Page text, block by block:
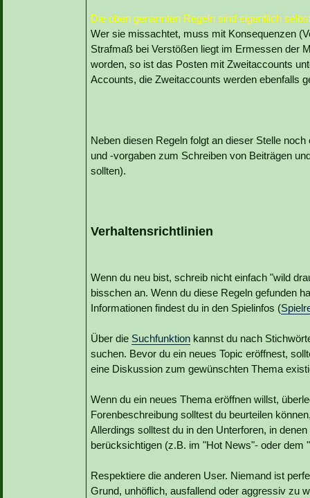
Die oben genannten Regeln sind eigentlich
Wer sie missachtet, muss mit Konsequenzen
Strafmaß bei Verstößen liegt im Ermessen der
worden, so ist das Posten mit Zweitaccounts
Accounts, die Zweitaccounts werden ebenfalls
Neben diesen Regeln folgt an dieser Stelle
und -vorgaben zum Schreiben von Beiträgen
sollten).
Verhaltensrichtlinien
Wenn du neu bist, schreib nicht einfach "wild
bisschen an. Wenn du diese Regeln gefunden
Informationen findest du in den Spielinfos (
Über die Suchfunktion kannst du nach
suchen. Bevor du ein neues Topic eröffnest,
eine Diskussion zum gewünschten Thema
Wenn du ein neues Thema eröffnen willst,
Forenbeschreibung solltest du beurteilen
Allerdings solltest du in den Unterforen, in
berücksichtigen (z.B. im "Hot News"- oder dem
Respektiere die anderen User. Niemand ist
Grund, unhöflich, ausfallend oder aggressiv zu